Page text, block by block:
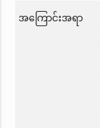
အကြောင်းအရာ